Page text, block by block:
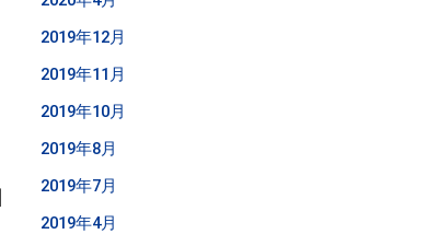
2019年12月
2019年11月
2019年10月
2019年8月
2019年7月
2019年4月